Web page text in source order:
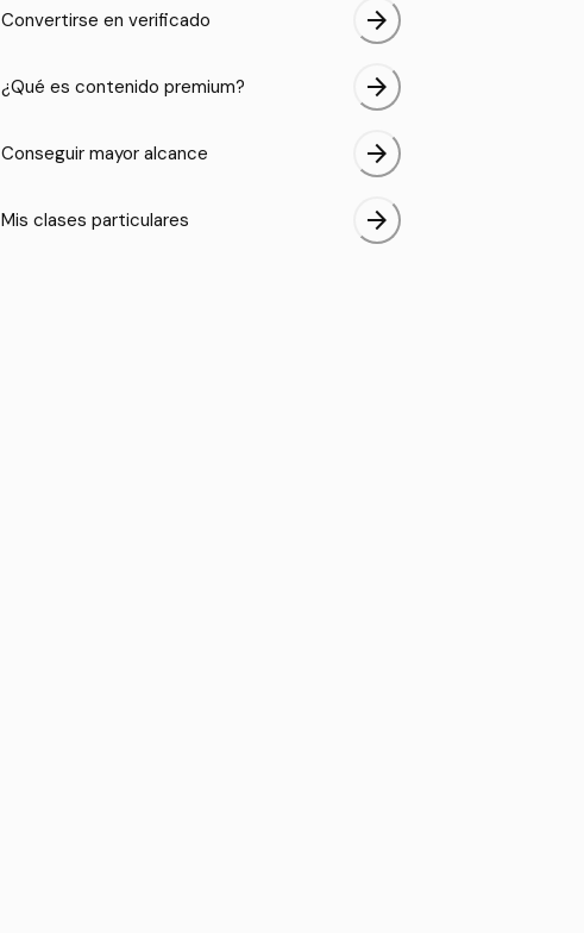
Convertirse en verificado arrow_forward
¿Qué es contenido premium? arrow_forward
Conseguir mayor alcance arrow_forward
Mis clases particulares arrow_forward